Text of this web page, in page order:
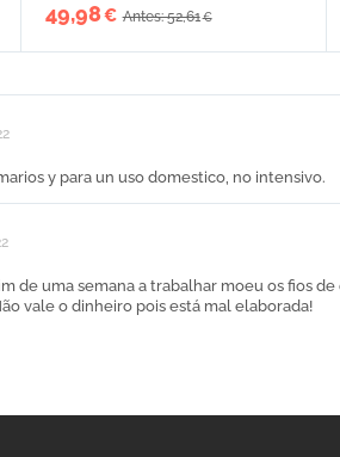
49,98€ Antes: 52,61€
y para un uso domestico, no intensivo.
de uma semana a trabalhar moeu os fios
vale o dinheiro pois está mal elaborada!